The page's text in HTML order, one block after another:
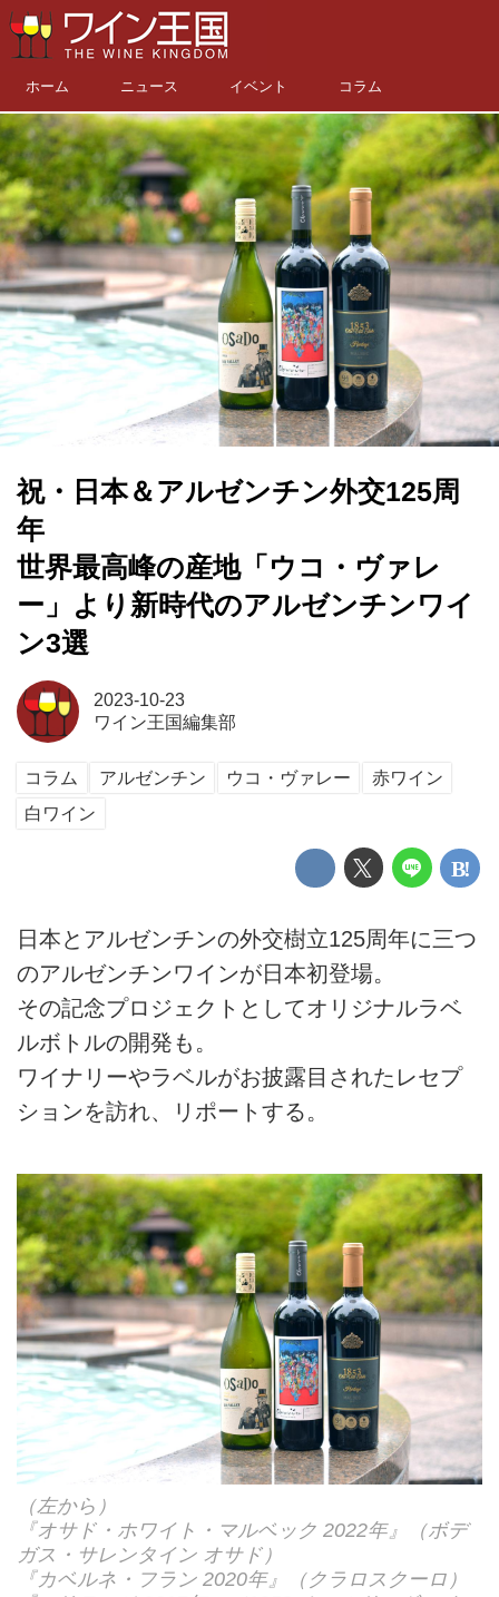
ホーム ニュース イベント コラム
祝・日本＆アルゼンチン外交125周
年
世界最高峰の産地「ウコ・ヴァレ
ー」より新時代のアルゼンチンワイ
ン3選
2023-10-23
ワイン王国編集部
コラム アルゼンチン ウコ・ヴァレー
赤ワイン
白ワイン
日本とアルゼンチンの外交樹立125周年に三つ
のアルゼンチンワインが日本初登場。
その記念プロジェクトとしてオリジナルラベ
ルボトルの開発も。
ワイナリーやラベルがお披露目されたレセプ
ションを訪れ、リポートする。
（左から）
『オサド・ホワイト・マルベック 2022年』（ボデ
ガス・サレンタイン オサド）
『カベルネ・フラン 2020年』（クラロスクーロ）